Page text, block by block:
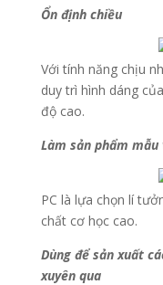
Ổn định chiều
Với tính năng chịu
duy trì hình dáng
độ cao.
Làm sản phẩm
PC là lựa chọn lí
chất cơ học cao.
Dùng để sản xuất
xuyên qua